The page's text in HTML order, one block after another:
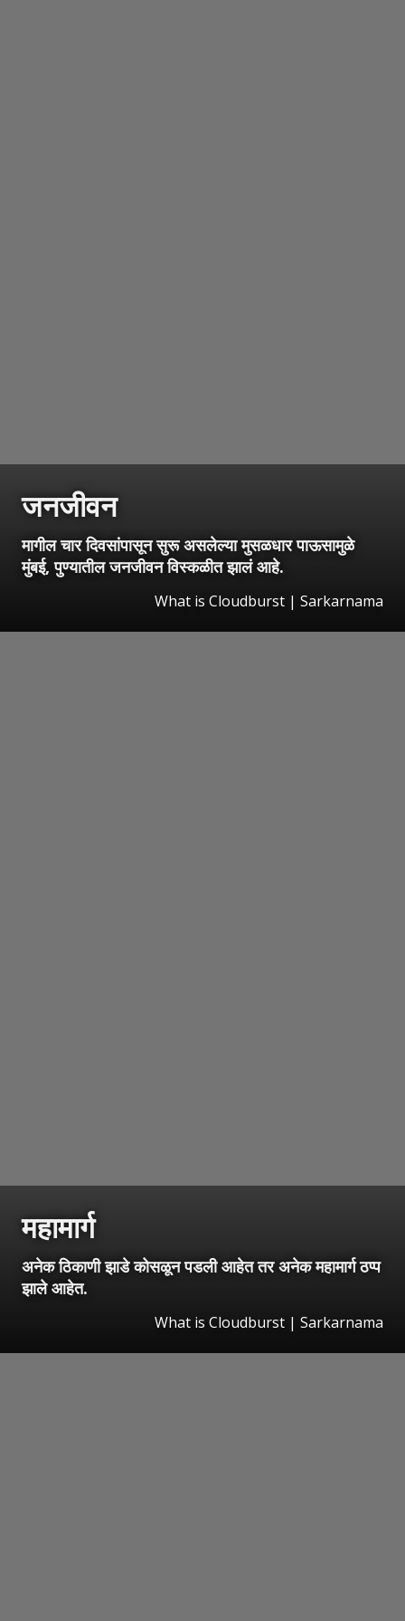
जनजीवन
मागील चार दिवसांपासून सुरू असलेल्या मुसळधार पाऊसामुळे
मुंबई, पुण्यातील जनजीवन विस्कळीत झालं आहे.
What is Cloudburst | Sarkarnama
महामार्ग
अनेक ठिकाणी झाडे कोसळून पडली आहेत तर अनेक महामार्ग ठप्प
झाले आहेत.
What is Cloudburst | Sarkarnama